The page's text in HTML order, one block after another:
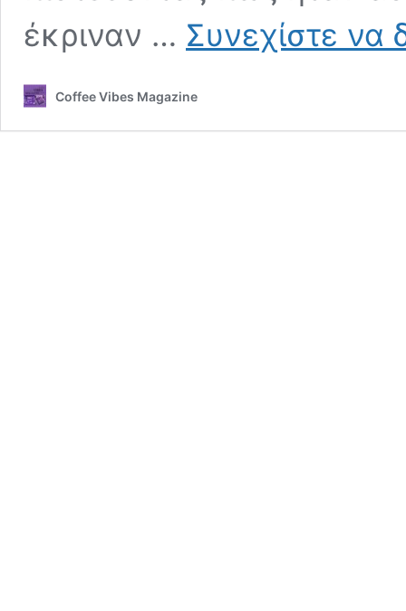
έκριναν … Συνεχίστε να
Coffee Vibes Magazine